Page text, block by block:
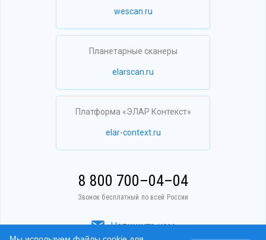
wescan.ru
Планетарные сканеры
elarscan.ru
Платформа «ЭЛАР Контекст»
elar-context.ru
8 800 700–04–04
Звонок бесплатный по всей России
Напишите нам